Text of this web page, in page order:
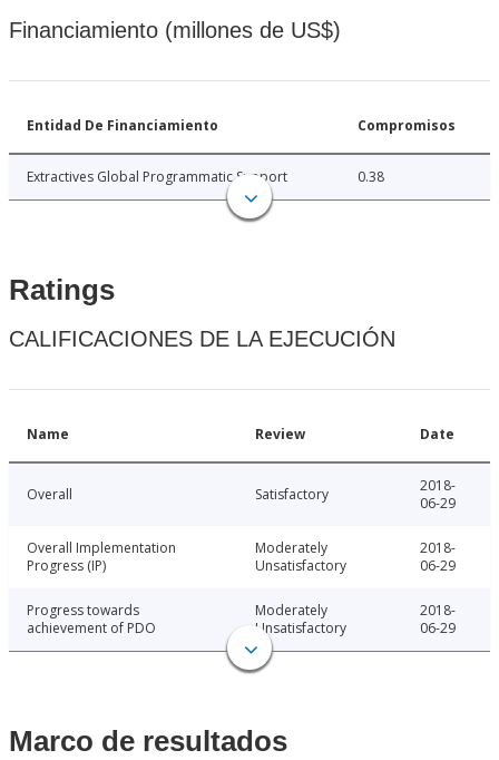
Financiamiento (millones de US$)
Entidad De Financiamiento Compromisos
Extractives Global Programmatic Support 0.38
Ratings
CALIFICACIONES DE LA EJECUCIÓN
Name Review Date
Overall Satisfactory
2018-
06-29
Overall Implementation
Progress (IP)
Moderately
Unsatisfactory
2018-
06-29
Progress towards
achievement of PDO
Moderately
Unsatisfactory
2018-
06-29
Marco de resultados